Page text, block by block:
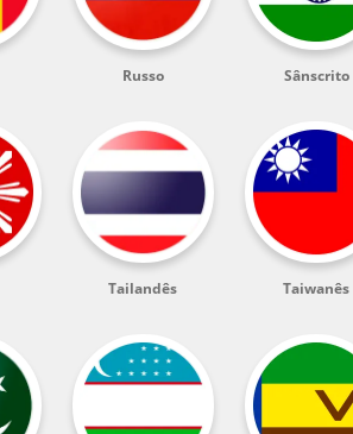
Russo Sânscrito
Tailandês Taiwanês